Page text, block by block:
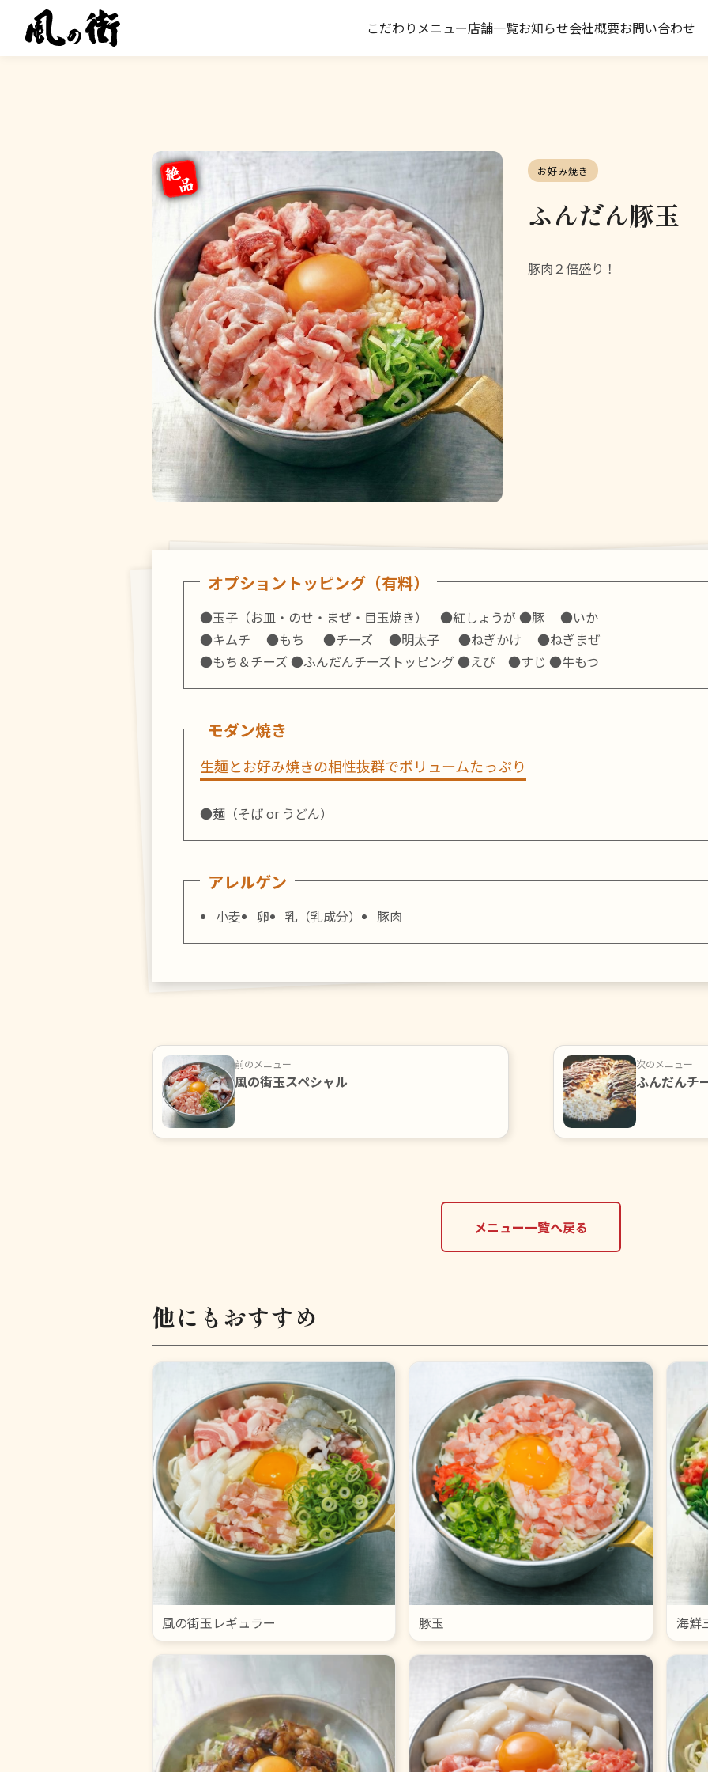
content
風の街
お好み焼きの「風の街」 こだわり メニュー店舗一覧お知らせ会社概要お問い合わせ
お好み焼き
ふんだん豚玉
豚肉２倍盛り！
オプショントッピング（有料）
●玉子 （お皿・のせ・まぜ・目玉焼き）
●紅しょうが ●豚 ●いか
●キムチ ●もち ●チーズ ●明太子 ●ねぎかけ ●ねぎまぜ
●もち＆チーズ ●ふんだんチーズトッピング ●えび ●すじ ●牛もつ
モダン焼き
生麺とお好み焼きの相性抜群でボリュームたっぷり
●麺 （そば or うどん）
アレルゲン
小麦 卵 乳（乳成分） 豚肉
前のメニュー
風の街玉スペシャル
次のメニュー
ふんだんチ
メニュー一覧へ戻る
他にもおすすめ
風の街玉レギュラー 豚玉 海鮮